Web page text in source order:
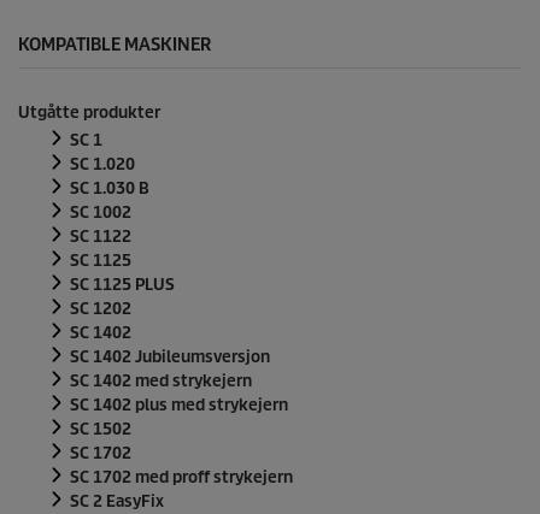
KOMPATIBLE MASKINER
Utgåtte produkter
SC 1
SC 1.020
SC 1.030 B
SC 1002
SC 1122
SC 1125
SC 1125 PLUS
SC 1202
SC 1402
SC 1402 Jubileumsversjon
SC 1402 med strykejern
SC 1402 plus med strykejern
SC 1502
SC 1702
SC 1702 med proff strykejern
SC 2 EasyFix